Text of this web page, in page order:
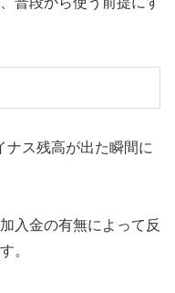
ナス残高が出た瞬間に
入金の有無によって反
。